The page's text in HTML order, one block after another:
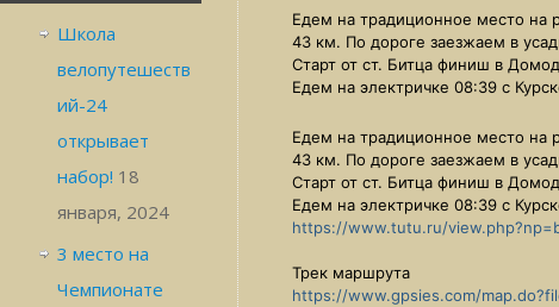
Едем на традиционное место на
43 км. По дороге заезжаем в
Старт от ст. Битца финиш в
Едем на электричке 08:39 с
Едем на традиционное место на
43 км. По дороге заезжаем в
Старт от ст. Битца финиш в
Едем на электричке 08:39 с
https://www.tutu.ru/
Трек маршрута
https://www.gpsies.com/
Школа
велопутешеств
ий-24
открывает
набор! 18
января, 2024
3 место на
Чемпионате